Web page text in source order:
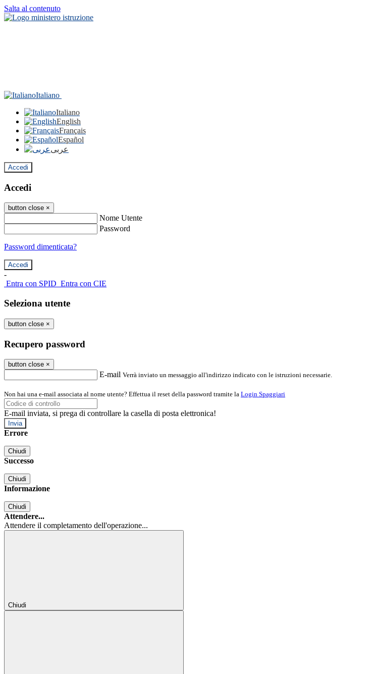
Salta al contenuto
Italiano
Italiano
English
Français
Español
عربى
Accedi
Accedi
button close ×
Nome Utente
Password
Password dimenticata?
-
Entra con SPID Entra con CIE
Seleziona utente
button close ×
Recupero password
button close ×
E-mail Verrà inviato un messaggio all'indirizzo indicato con le istruzioni necessarie.
Non hai una e-mail associata al nome utente? Effettua il reset della password tramite la Login Spaggiari
E-mail inviata, si prega di controllare la casella di posta elettronica!
Errore
Chiudi
Successo
Chiudi
Informazione
Chiudi
Attendere...
Attendere il completamento dell'operazione...
Chiudi